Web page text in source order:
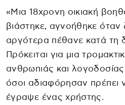
«Μια 18χρονη οικιακή
βιάστηκε, αγνοήθηκε όταν
αργότερα πέθανε κατά τη
Πρόκειται για μια
ανθρωπιάς και
όσοι αδιαφόρησαν πρέπει
έγραψε ένας χρήστης.